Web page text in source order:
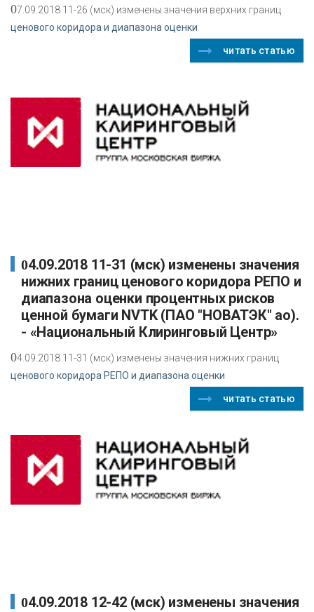
07.09.2018 11-26 (мск) изменены значения верхних границ
ценового коридора и диапазона оценки
читать статью
04.09.2018 11-31 (мск) изменены значения
нижних границ ценового коридора РЕПО и
диапазона оценки процентных рисков
ценной бумаги NVTK (ПАО "НОВАТЭК" ао).
- «Национальный Клиринговый Центр»
04.09.2018 11-31 (мск) изменены значения нижних границ
ценового коридора РЕПО и диапазона оценки
читать статью
04.09.2018 12-42 (мск) изменены значения